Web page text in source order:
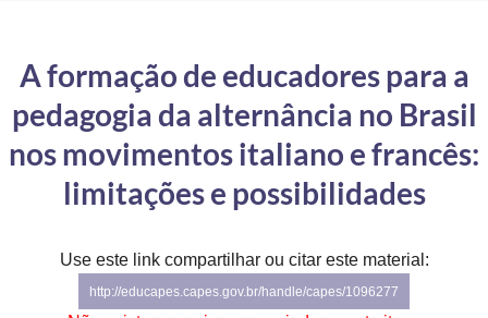
Controladoria-Geral da União
Ministério da Mulher, da Família e dos Direitos Humanos
Secretaria-Geral
Gabinete de Segurança Institucional
A formação de educadores para a
pedagogia da alternância no Brasil
nos movimentos italiano e francês:
limitações e possibilidades
Use este link compartilhar ou citar este material:
http://educapes.capes.gov.br/handle/capes/1096277